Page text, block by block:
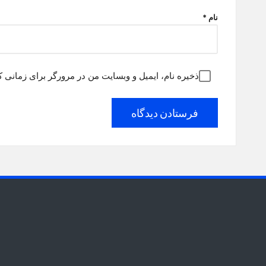
نام *
ذخیره نام، ایمیل و وبسایت من در مرورگر برای